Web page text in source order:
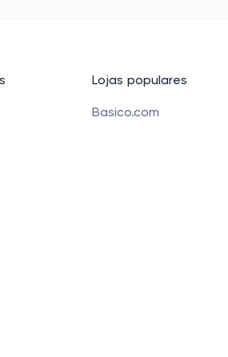
Lojas populares
Basico.com